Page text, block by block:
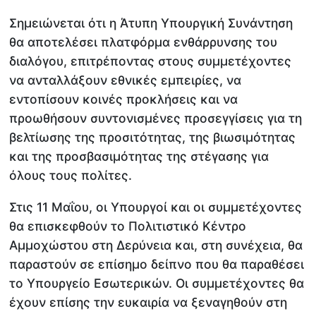
Σημειώνεται ότι η Άτυπη Υπουργική Συνάντηση
θα αποτελέσει πλατφόρμα ενθάρρυνσης του
διαλόγου, επιτρέποντας στους συμμετέχοντες
να ανταλλάξουν εθνικές εμπειρίες, να
εντοπίσουν κοινές προκλήσεις και να
προωθήσουν συντονισμένες προσεγγίσεις για τη
βελτίωσης της προσιτότητας, της βιωσιμότητας
και της προσβασιμότητας της στέγασης για
όλους τους πολίτες.
Στις 11 Μαΐου, οι Υπουργοί και οι συμμετέχοντες
θα επισκεφθούν το Πολιτιστικό Κέντρο
Αμμοχώστου στη Δερύνεια και, στη συνέχεια, θα
παραστούν σε επίσημο δείπνο που θα παραθέσει
το Υπουργείο Εσωτερικών. Οι συμμετέχοντες θα
έχουν επίσης την ευκαιρία να ξεναγηθούν στη